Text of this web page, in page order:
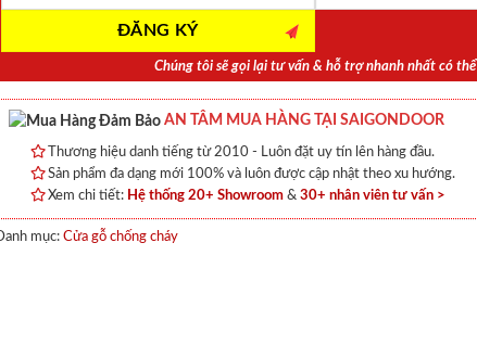
Chúng tôi sẽ gọi lại tư vấn & hỗ trợ nhanh nhất có thể
AN TÂM MUA HÀNG TẠI SAIGONDOOR
Thương hiệu danh tiếng từ 2010 - Luôn đặt uy tín lên hàng đầu.
Sản phẩm đa dạng mới 100% và luôn được cập nhật theo xu hướng.
Xem chi tiết: Hệ thống 20+ Showroom & 30+ nhân viên tư vấn >
Danh mục: Cửa gỗ chống cháy